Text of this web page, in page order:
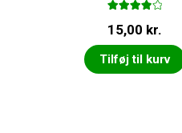
4.00ud
af 5
15,00 kr.
Tilføj til kurv